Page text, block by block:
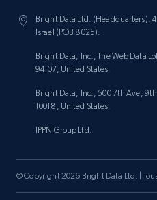
Bright Data Ltd. (Headquarters),
Israel (POB 8025).
Bright Data, Inc., The Web Data
94107, United States.
Bright Data, Inc., 500 7th Ave,
10018, United States.
IPPN Group Ltd.
© Copyright 2026 Bright Data Ltd. |